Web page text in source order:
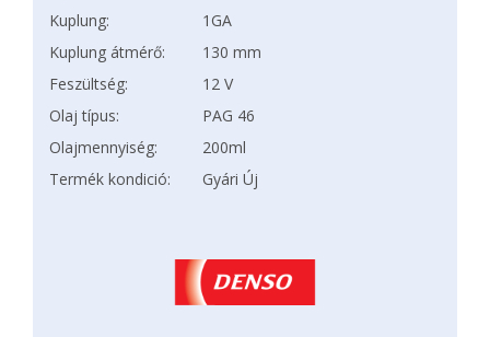
Kuplung:
1GA
Kuplung átmérő:
130 mm
Feszültség:
12 V
Olaj típus:
PAG 46
Olajmennyiség:
200ml
Termék kondició:
Gyári Új